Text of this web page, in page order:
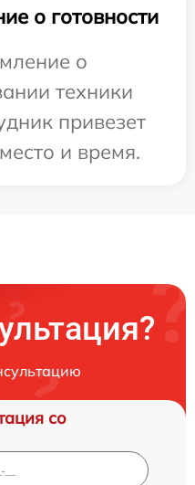
о готовности
о
техники
привезет
и время.
со